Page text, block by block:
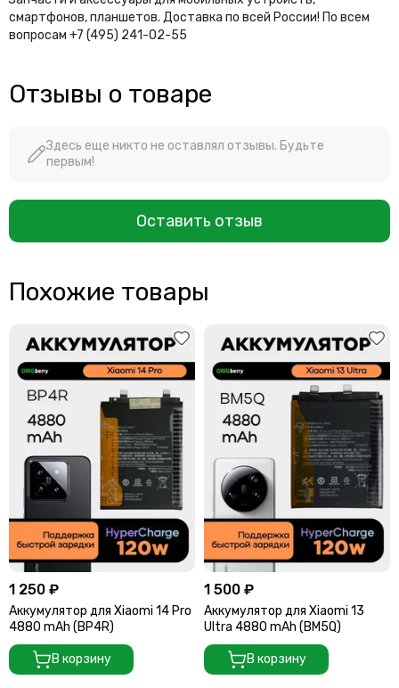
смартфонов, планшетов. Доставка по всей России! По всем
вопросам +7 (495) 241-02-55
Отзывы о товаре
Здесь еще никто не оставлял отзывы. Будьте
первым!
Оставить отзыв
Похожие товары
1 250 ₽
Аккумулятор для Xiaomi 14 Pro
4880 mAh (BP4R)
В корзину
1 500 ₽
Аккумулятор для Xiaomi 13
Ultra 4880 mAh (BM5Q)
В корзину